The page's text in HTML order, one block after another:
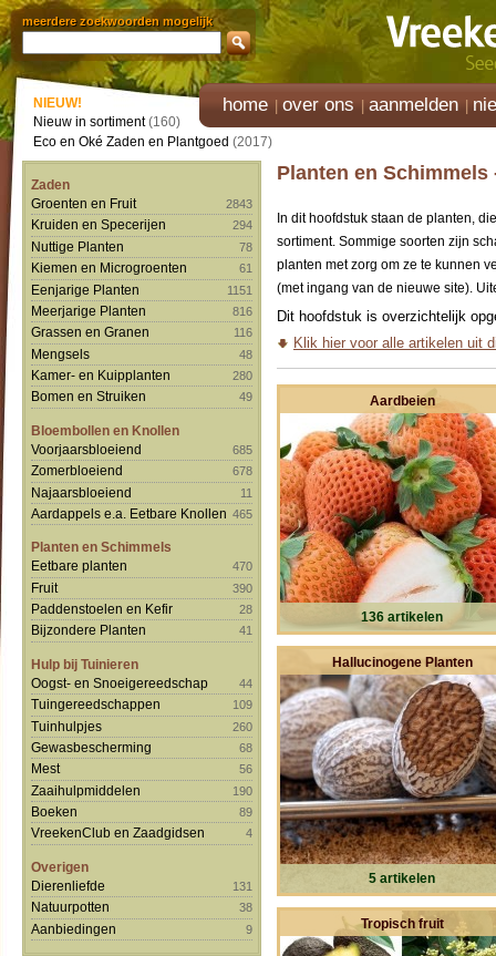
meerdere zoekwoorden mogelijk
home over ons aanmelden
NIEUW!
Nieuw in sortiment(160)
Eco en Oké Zaden en Plantgoed (2017)
Zaden
Groenten en Fruit
2843
Kruiden en Specerijen 294
Nuttige Planten 78
Kiemen en Microgroenten 61
Eenjarige Planten 1151
Meerjarige Planten 816
Grassen en Granen 116
Mengsels 48
Kamer- en Kuipplanten 280
Bomen en Struiken 49
Bloembollen en Knollen
Voorjaarsbloeiend
685
Zomerbloeiend 678
Najaarsbloeiend 11
Aardappels e.a. Eetbare Knollen 465
Planten en Schimmels
Eetbare planten
470
Fruit 390
Paddenstoelen en Kefir 28
Bijzondere Planten 41
Hulp bij Tuinieren
Oogst- en Snoeigereedschap
44
Tuingereedschappen 109
Tuinhulpjes 260
Gewasbescherming 68
Mest 56
Zaaihulpmiddelen 190
Boeken 89
VreekenClub en Zaadgidsen 4
Overigen
Dierenliefde
131
Natuurpotten 38
Aanbiedingen 9
Planten en Schimmels
In dit hoofdstuk staan de planten,
sortiment. Sommige soorten zijn
planten met zorg om ze te kunnen
(met ingang van de nieuwe site).
Dit hoofdstuk is overzichtelijk
Klik hier voor alle artikelen uit
Aardbeien
136 artikelen
Hallucinogene Planten
5 artikelen
Tropisch fruit